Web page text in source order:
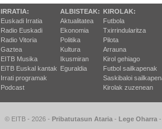
IRRATIA:
Euskadi Irratia
Radio Euskadi
Radio Vitoria
Gaztea
EITB Musika
EiTB Euskal kantak
Irrati programak
Podcast
ALBISTEAK:
Aktualitatea
Ekonomia
Politika
Kultura
Ikusmiran
Eguraldia
KIROLAK:
Futbola
Txirrindularitza
Pilota
Arrauna
Kirol gehiago
Futbol sailkapenak
Saskibaloi
Kirolak zuzenean
© EITB - 2026 - Pribatutasun Ataria - Lege Oharra -